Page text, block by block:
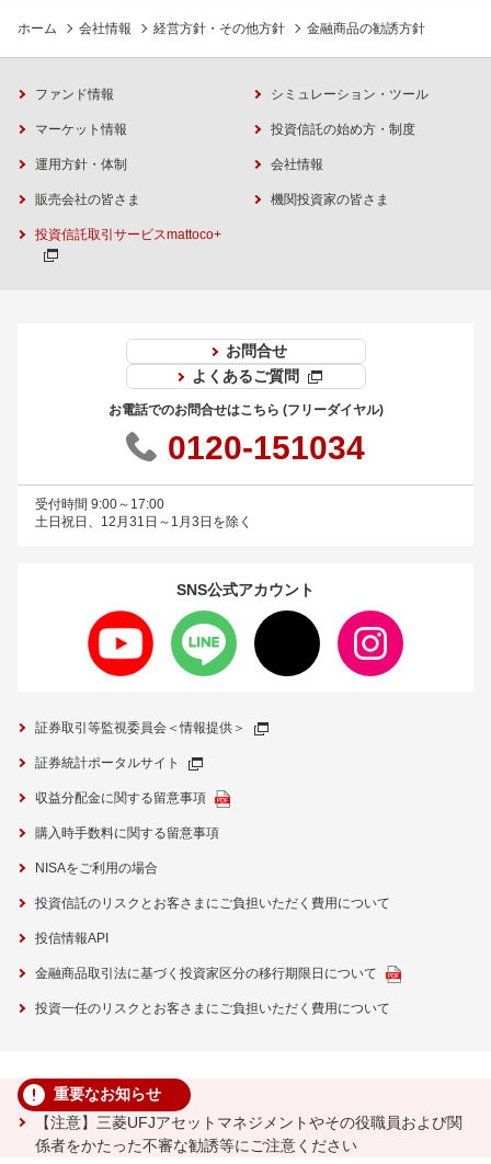
ホーム 会社情報 経営方針・その他方針 金融商品の勧誘方針
ファンド情報 シミュレーション・ツール
マーケット情報 投資信託の始め方・制度
運用方針・体制 会社情報
販売会社の皆さま 機関投資家の皆さま
投資信託取引サービスmattoco+
お問合せ
よくあるご質問
お電話でのお問合せはこちら (フリーダイヤル)
0120-151034
受付時間 9:00～17:00
土日祝日、12月31日～1月3日を除く
SNS公式アカウント
証券取引等監視委員会＜情報提供＞
証券統計ポータルサイト
収益分配金に関する留意事項
購入時手数料に関する留意事項
NISAをご利用の場合
投資信託のリスクとお客さまにご負担いただく費用について
投信情報API
金融商品取引法に基づく投資家区分の移行期限日について
投資一任のリスクとお客さまにご負担いただく費用について
重要なお知らせ
【注意】三菱UFJアセットマネジメントやその役職員および関
係者をかたった不審な勧誘等にご注意ください